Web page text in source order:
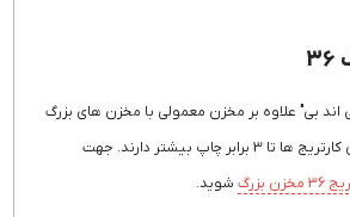
اند بی" علاوه بر مخزن معمولی با مخزن های بزرگ
نیز تولید می شوند. این کارتریج ها تا 3 برابر چاپ بیشتر دارند. جهت
بزرگ شوید.